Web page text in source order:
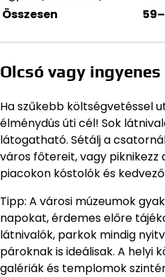
Összesen
Olcsó vagy
Ha szűkebb költségvetéssel
élménydús úti cél! Sok
látogatható. Sétálj a
város főtereit, vagy piknikezz
piacokon kóstolók és
Tipp: A városi múzeumok
napokat, érdemes előre
látnivalók, parkok mindig
pároknak is ideálisak. A helyi
galériák és templomok